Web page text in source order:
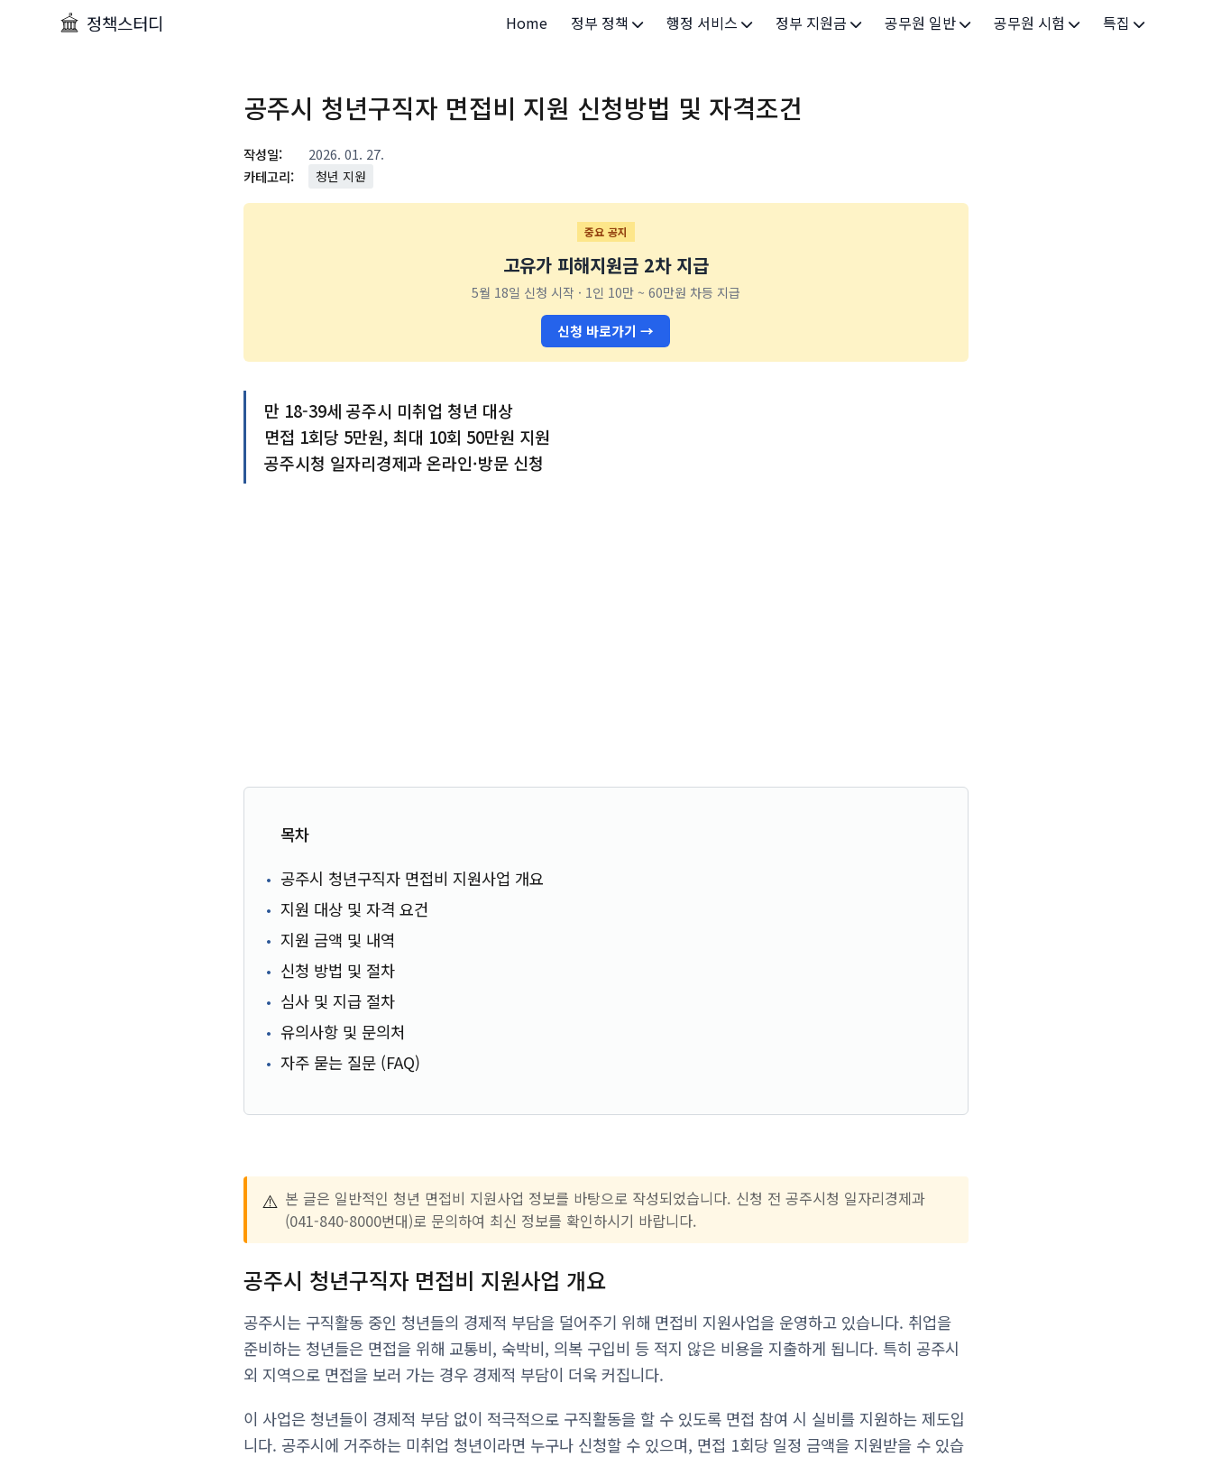
정책스터디 Home 정부 정책
정부 정책
행정 서비스
보조금24
세무/납부
기타 서비스
정부 지원금
소상공인
공무원 일반 공무원 시험 특집
공주시 청년구직자 면접비 지원 신청방법 및 자격조건
작성일:
2026. 01. 27.
카테고리:
청년 지원
중요 공지
고유가 피해지원금 2차 지급
5월 18일 신청 시작 · 1인 10만 ~ 60만원 차등 지급
신청 바로가기 →
만 18-39세 공주시 미취업 청년 대상
면접 1회당 5만원, 최대 10회 50만원 지원
공주시청 일자리경제과 온라인·방문 신청
목차
공주시 청년구직자 면접비 지원사업 개요
지원 대상 및 자격 요건
지원 금액 및 내역
신청 방법 및 절차
심사 및 지급 절차
유의사항 및 문의처
자주 묻는 질문 (FAQ)
⚠️ 본 글은 일반적인 청년 면접비 지원사업 정보를 바탕으로 작성되었습니다. 신청 전 공주시청 일자리경제과
(041-840-8000번대)로 문의하여 최신 정보를 확인하시기 바랍니다.
공주시 청년구직자 면접비 지원사업 개요
공주시는 구직활동 중인 청년들의 경제적 부담을 덜어주기 위해 면접비 지원사업을 운영하고 있습니다. 취업을
준비하는 청년들은 면접을 위해 교통비, 숙박비, 의복 구입비 등 적지 않은 비용을 지출하게 됩니다. 특히 공주시
외 지역으로 면접을 보러 가는 경우 경제적 부담이 더욱 커집니다.
이 사업은 청년들이 경제적 부담 없이 적극적으로 구직활동을 할 수 있도록 면접 참여 시 실비를 지원하는 제도입
니다. 공주시에 거주하는 미취업 청년이라면 누구나 신청할 수 있으며, 면접 1회당 일정 금액을 지원받을 수 있습